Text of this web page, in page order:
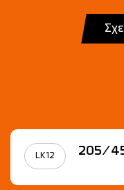
LK12 205/